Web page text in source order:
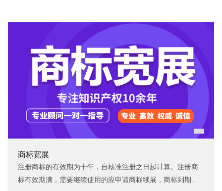
商标宽展
注册商标的有效期为十年，自核准注册之日起计算。注册商
标有效期满，需要继续使用的应申请商标续展，商标到期后6